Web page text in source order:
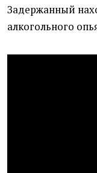
Задержанный
алкогольного